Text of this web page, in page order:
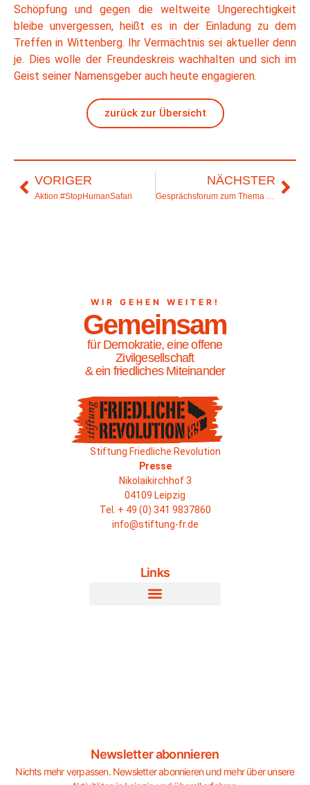
Schöpfung und gegen die weltweite Ungerechtigkeit
bleibe unvergessen, heißt es in der Einladung zu dem
Treffen in Wittenberg. Ihr Vermächtnis sei aktueller denn
je. Dies wolle der Freundeskreis wachhalten und sich im
Geist seiner Namensgeber auch heute engagieren.
zurück zur Übersicht
VORIGER
Aktion #StopHumanSafari
NÄCHSTER
Gesprächsforum zum Thema „Aufrecht stehn – trotz alledem“
WIR GEHEN WEITER!
Gemeinsam
für Demokratie, eine offene
Zivilgesellschaft
& ein friedliches Miteinander
Stiftung Friedliche Revolution
Presse
Nikolaikirchhof 3
04109 Leipzig
Tel. + 49 (0) 341 9837860
info@stiftung-fr.de
Links
Newsletter abonnieren
Nichts mehr verpassen. Newsletter abonnieren und mehr über unsere